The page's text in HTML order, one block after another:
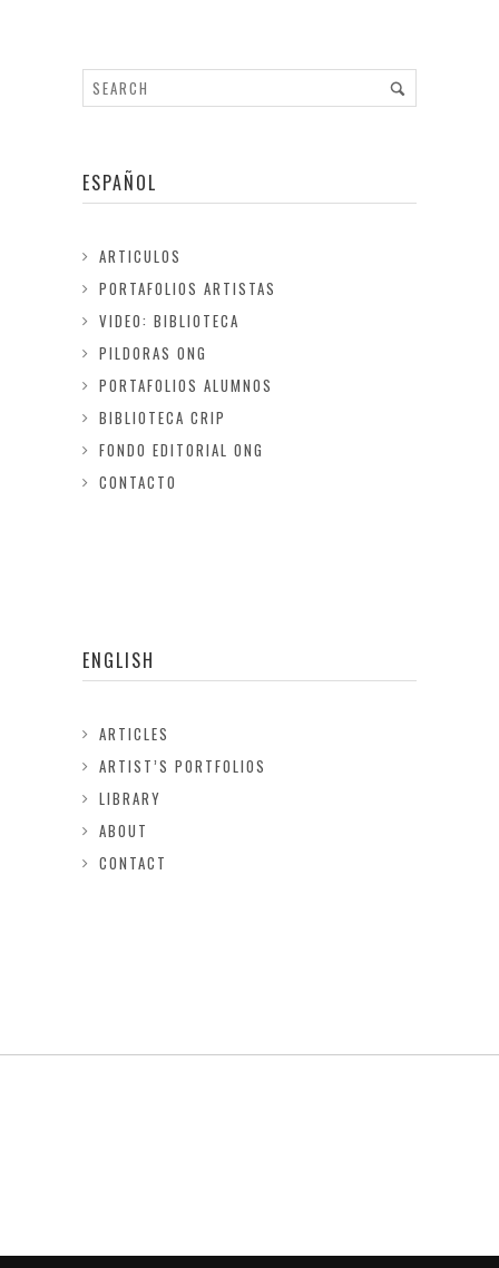
ESPAÑOL
ARTICULOS
PORTAFOLIOS ARTISTAS
VIDEO: BIBLIOTECA
PILDORAS ONG
PORTAFOLIOS ALUMNOS
BIBLIOTECA CRIP
FONDO EDITORIAL ONG
CONTACTO
ENGLISH
ARTICLES
ARTIST’S PORTFOLIOS
LIBRARY
ABOUT
CONTACT